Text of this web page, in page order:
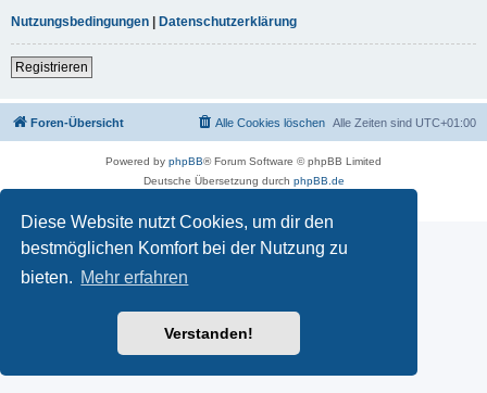
Diese Website nutzt Cookies, um dir den
bestmöglichen Komfort bei der Nutzung zu
bieten. Mehr erfahren
Verstanden!
Nutzungsbedingungen | Datenschutzerklärung
Registrieren
Foren-Übersicht Alle Zeiten sind UTC+01:00
Alle Cookies löschen
Powered by phpBB® Forum Software © phpBB Limited
Deutsche Übersetzung durch phpBB.de